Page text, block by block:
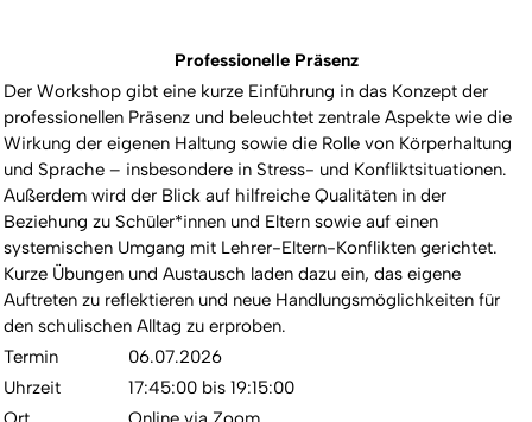
Professionelle Präsenz
Der Workshop gibt eine kurze Einführung in das Konzept der
professionellen Präsenz und beleuchtet zentrale Aspekte wie die
Wirkung der eigenen Haltung sowie die Rolle von Körperhaltung
und Sprache – insbesondere in Stress- und Konfliktsituationen.
Außerdem wird der Blick auf hilfreiche Qualitäten in der
Beziehung zu Schüler*innen und Eltern sowie auf einen
systemischen Umgang mit Lehrer-Eltern-Konflikten gerichtet.
Kurze Übungen und Austausch laden dazu ein, das eigene
Auftreten zu reflektieren und neue Handlungsmöglichkeiten für
den schulischen Alltag zu erproben.
Termin
06.07.2026
Uhrzeit
17:45:00 bis 19:15:00